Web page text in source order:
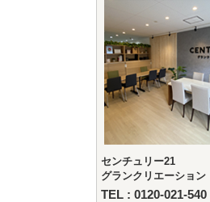
センチュリー21
グランクリエーション
TEL : 0120-021-540